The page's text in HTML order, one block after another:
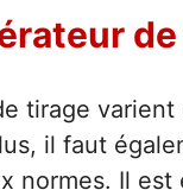
tirage
il faut
normes. Il